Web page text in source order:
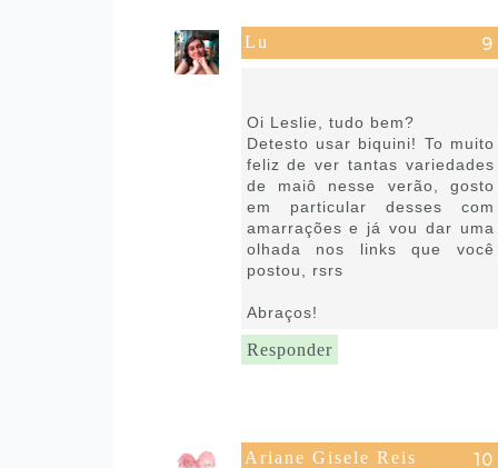
Lu
Oi Leslie, tudo bem?
Detesto usar biquini! To muito
feliz de ver tantas variedades
de maiô nesse verão, gosto
em particular desses com
amarrações e já vou dar uma
olhada nos links que você
postou, rsrs
Abraços!
Responder
Ariane Gisele Reis